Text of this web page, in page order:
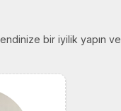
bir iyilik yapın ve